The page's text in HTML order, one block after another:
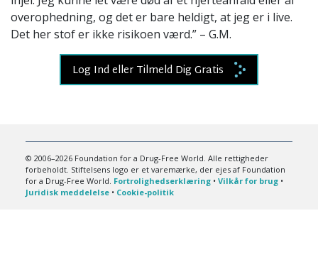
overophedning, og det er bare heldigt, at jeg er i live.
Det her stof er ikke risikoen værd.” – G.M.
Log Ind eller Tilmeld Dig Gratis
© 2006–2026 Foundation for a Drug-Free World. Alle rettigheder
forbeholdt. Stiftelsens logo er et varemærke, der ejes af Foundation
for a Drug-Free World. Fortrolighedserklæring• Vilkår for brug•
Juridisk meddelelse• Cookie-politik